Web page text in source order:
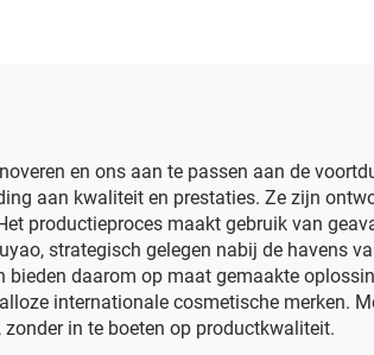
en ons aan te passen aan de
aan kwaliteit en prestaties. Ze zijn
productieproces maakt gebruik van
strategisch gelegen nabij de havens
bieden daarom op maat gemaakte
internationale cosmetische merken.
in te boeten op productkwaliteit.